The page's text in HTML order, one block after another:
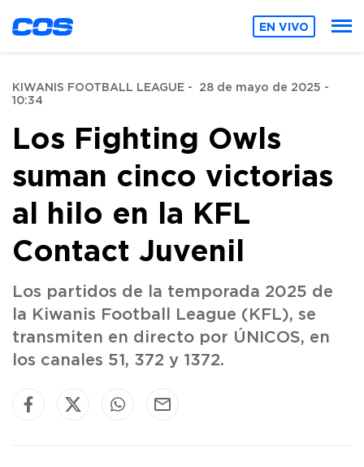
EN VIVO
KIWANIS FOOTBALL LEAGUE - 28 de mayo de 2025 -
10:34
Los Fighting Owls
suman cinco victorias
al hilo en la KFL
Contact Juvenil
Los partidos de la temporada 2025 de
la Kiwanis Football League (KFL), se
transmiten en directo por ÚNICOS, en
los canales 51, 372 y 1372.